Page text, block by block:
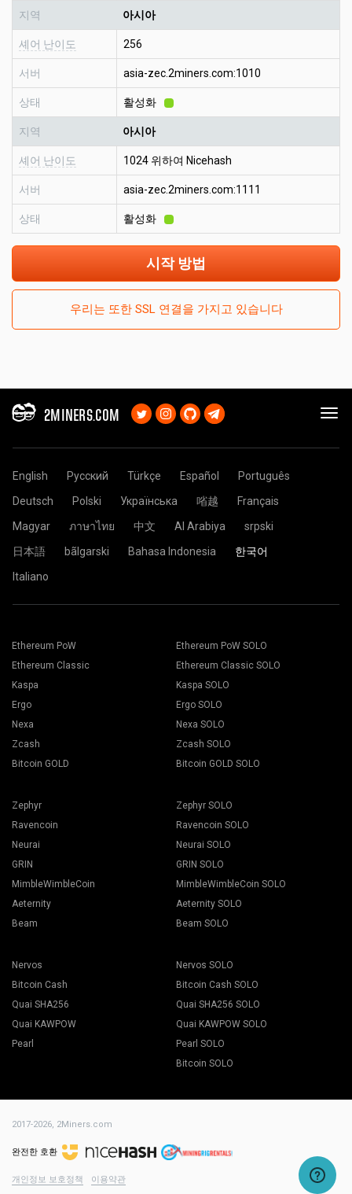
지역 아시아
셰어 난이도 256
서버 asia-zec.2miners.com:1010
상태 활성화
지역 아시아
셰어 난이도 1024 위하여 Nicehash
서버 asia-zec.2miners.com:1111
상태 활성화
시작 방법
우리는 또한 SSL 연결을 가지고 있습니다
2MINERS.COM
English Русский Türkçe Español
Português
Deutsch
Polski Українська 㗂越
Français
Magyar
ภาษาไทย 中文 Al Arabiya
srpski
日本語
bãlgarski Bahasa Indonesia
한국어
Italiano
Ethereum PoW
Ethereum Classic
Kaspa
Ergo
Nexa
Zcash
Bitcoin GOLD
Ethereum PoW SOLO
Ethereum Classic SOLO
Kaspa SOLO
Ergo SOLO
Nexa SOLO
Zcash SOLO
Bitcoin GOLD SOLO
Zephyr
Ravencoin
Neurai
GRIN
MimbleWimbleCoin
Aeternity
Beam
Zephyr SOLO
Ravencoin SOLO
Neurai SOLO
GRIN SOLO
MimbleWimbleCoin SOLO
Aeternity SOLO
Beam SOLO
Nervos
Bitcoin Cash
Quai SHA256
Quai KAWPOW
Pearl
Nervos SOLO
Bitcoin Cash SOLO
Quai SHA256 SOLO
Quai KAWPOW SOLO
Pearl SOLO
Bitcoin SOLO
2017-2026, 2Miners.com
완전한 호환
개인정보 보호정책 이용약관